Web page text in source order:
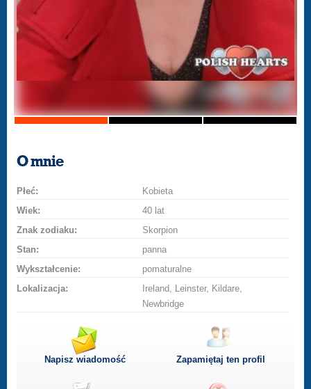
O mnie
Płeć:
Kobieta
Wiek:
40 lat
Znak zodiaku:
Skorpion
Stan:
panna
Wykształcenie:
pomaturalne
Lokalizacja:
Ireland, Leinster, Kildare,
Newbridge
Napisz wiadomość Zapamiętaj ten profil